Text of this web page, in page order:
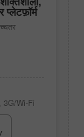
प्लेटफ़ॉर्म
3G/Wi-Fi